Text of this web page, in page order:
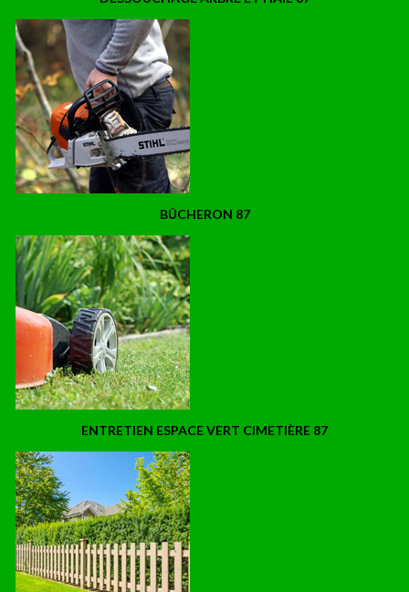
BÛCHERON 87
ENTRETIEN ESPACE VERT CIMETIÈRE 87